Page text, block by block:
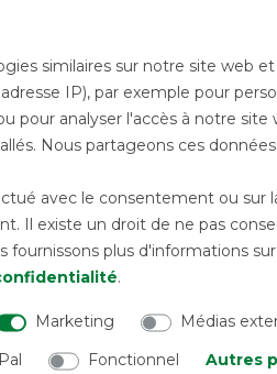
couvre-cou n'est pas
(voir ci-dessous).
s'effectue via les
d'autres couleurs, en
de pré avec un
similaires sur notre site web
IP), par exemple pour
pour analyser l'accès à notre
Nous partageons ces
avec le consentement ou sur
Il existe un droit de ne pas
plus d'informations
.
Marketing Médias
Fonctionnel Autres